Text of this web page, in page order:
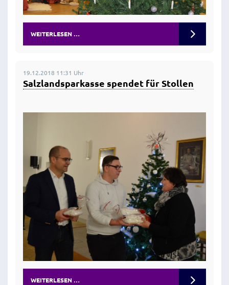
WEITERLESEN …
19.12.2018 11:31 Uhr
Salzlandsparkasse spendet für Stollen
WEITERLESEN …